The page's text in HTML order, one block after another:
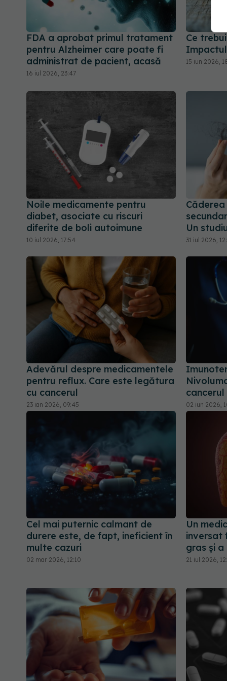
FDA a aprobat primul tratament
pentru Alzheimer care poate fi
administrat de pacient, acasă
16 iul 2026, 23:47
Ce
15 iun 2026,
Noile medicamente pentru
diabet, asociate cu riscuri
diferite de boli autoimune
10 iul 2026, 17:54
Un
31 iul 2026,
Adevărul despre medicamentele
pentru reflux. Care este legătura
cu cancerul
23 ian 2026, 09:45 02 iun 2026,
Cel mai puternic calmant de
durere este, de fapt, ineficient în
multe cazuri
02 mar 2026, 12:10
Un
inversat
gras și
21 iul 2026,